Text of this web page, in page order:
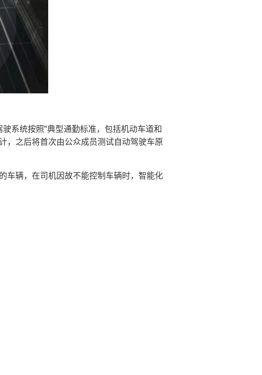
系统按照”典型通勤标准，包括机动车道和
，之后将首次由公众成员测试自动驾驶车原
辆，在司机因故不能控制车辆时，智能化